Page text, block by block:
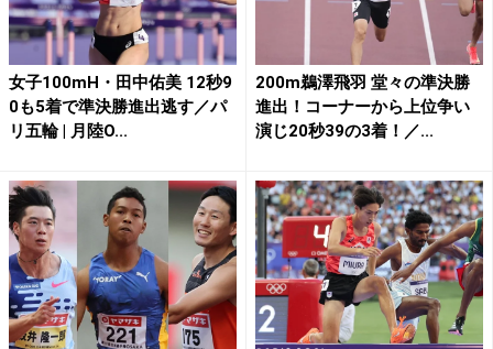
女子100mH・田中佑美 12秒9
0も5着で準決勝進出逃す／パ
リ五輪 | 月陸O...
200m鵜澤飛羽 堂々の準決勝
進出！コーナーから上位争い
演じ20秒39の3着！／...